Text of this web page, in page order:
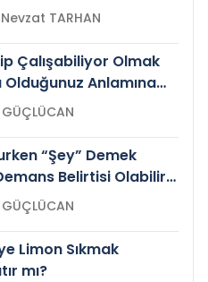
Prof.Dr. Nevzat TARHAN
Çalışabiliyor Olmak
Olduğunuz Anlamına
Zeynep GÜÇLÜCAN
“Şey” Demek
Belirtisi Olabilir
Zeynep GÜÇLÜCAN
Limon Sıkmak
mı?